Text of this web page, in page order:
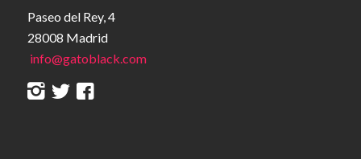
Paseo del Rey, 4
28008 Madrid
info@gatoblack.com